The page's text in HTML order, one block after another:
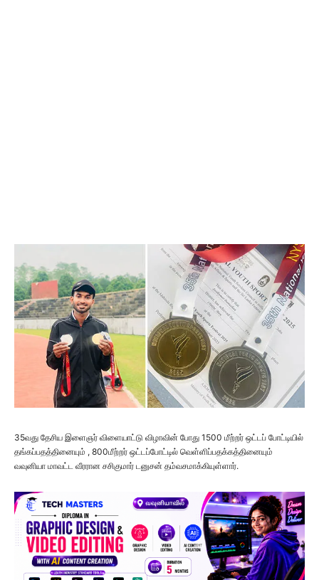
35வது தேசிய இளைஞர் விளையாட்டு விழாவின் போது 1500 மீற்றர் ஒட்டப் போட்டியில்
தங்கப்பதத்தினையும் , 800மீற்றர் ஒட்டப்போட்டில் வெள்ளிப்பதக்கத்தினையும்
வவுனியா மாவட்ட வீரரான சசிகுமார் டனுசன் தம்வசமாக்கியுள்ளார்.